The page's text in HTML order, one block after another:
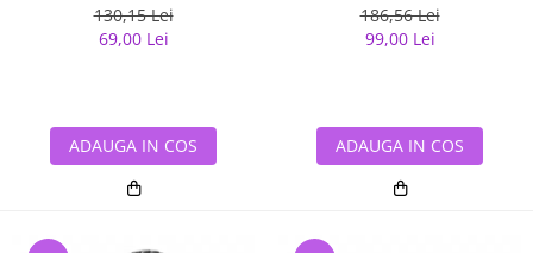
130,15 Lei
69,00 Lei
ADAUGA IN COS
186,56 Lei
99,00 Lei
ADAUGA IN COS